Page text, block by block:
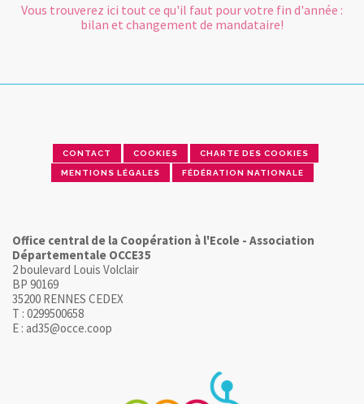
Vous trouverez ici tout ce qu'il faut pour votre fin d'année :
bilan et changement de mandataire!
CONTACT COOKIES CHARTE DES COOKIES
MENTIONS LÉGALES FÉDÉRATION NATIONALE
Office central de la Coopération à l'Ecole - Association
Départementale OCCE35
2 boulevard Louis Volclair
BP 90169
35200 RENNES CEDEX
T : 0299500658
E : ad35@occe.coop